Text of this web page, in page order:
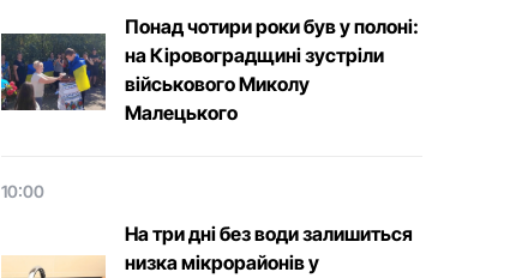
Понад чотири роки був у полоні:
на Кіровоградщині зустріли
військового Микoлу
Малецькoгo
10:00
На три дні без води залишиться
низка мікрорайонів у